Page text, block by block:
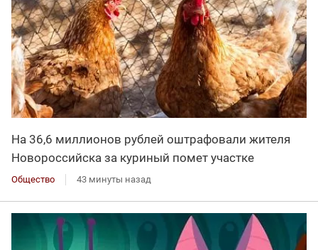
На 36,6 миллионов рублей оштрафовали жителя
Новороссийска за куриный помет участке
Общество 43 минуты назад